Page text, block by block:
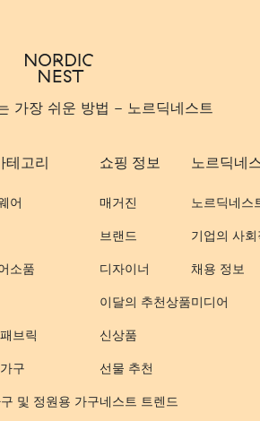
가장 쉬운 방법 - 노르딕네스트
테고리
어
소품
브릭
구
및 정원용 가구
쇼핑 정보
매거진
브랜드
디자이너
이달의 추천상품
신상품
선물 추천
네스트 트렌드
노르딕네
노르딕네스
기업의 사회
채용 정보
미디어